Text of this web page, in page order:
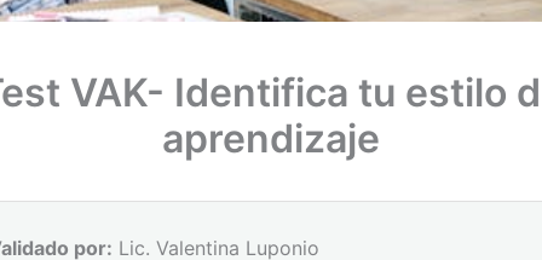
VAK- Identifica tu estilo
aprendizaje
por: Lic. Valentina Luponio